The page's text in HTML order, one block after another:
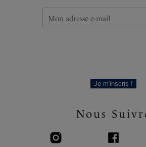
Délicat détail nœud avec décor à
Je m'inscris !
Nous